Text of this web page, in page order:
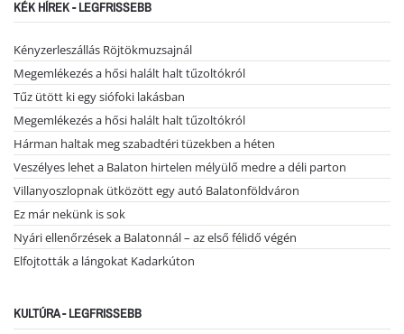
KÉK HÍREK - LEGFRISSEBB
Kényzerleszállás Röjtökmuzsajnál
Megemlékezés a hősi halált halt tűzoltókról
Tűz ütött ki egy siófoki lakásban
Megemlékezés a hősi halált halt tűzoltókról
Hárman haltak meg szabadtéri tüzekben a héten
Veszélyes lehet a Balaton hirtelen mélyülő medre a déli parton
Villanyoszlopnak ütközött egy autó Balatonföldváron
Ez már nekünk is sok
Nyári ellenőrzések a Balatonnál – az első félidő végén
Elfojtották a lángokat Kadarkúton
KULTÚRA - LEGFRISSEBB